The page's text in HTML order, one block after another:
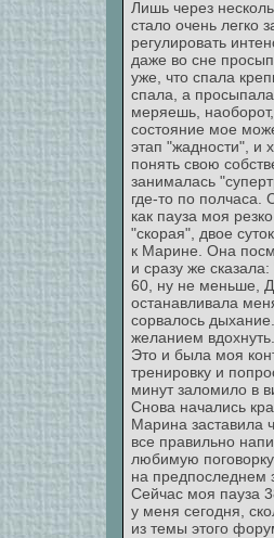
Лишь через
стало очень легко
регулировать
даже во сне
уже, что спала
спала, а
меряешь,
состояние мое
этап "жадности", и
понять свою
занималась
где-то по
как пауза моя
"скорая", двое
к Марине. Она
и сразу же
60, ну не меньше,
останавливала
сорвалось
желанием
Это и была моя
тренировку и
минут заломило в
Снова начались
Марина заставила
все правильно
любимую
на предпоследнем
Сейчас моя пауза
у меня сегодня,
из темы этого